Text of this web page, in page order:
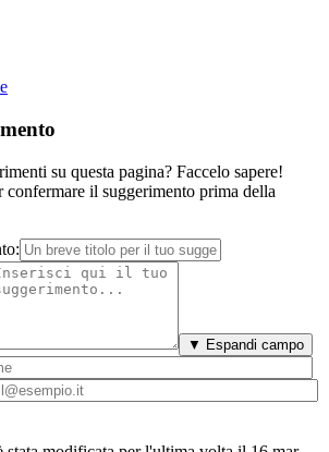
su questa pagina? Faccelo sapere!
confermare il suggerimento prima della
▼ Espandi campo